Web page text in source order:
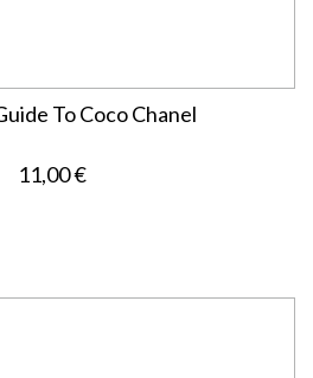
To Coco Chanel
11,00 €